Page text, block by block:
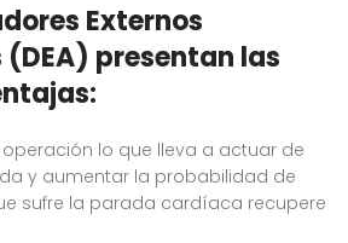
Externos
presentan las
lo que lleva a actuar de
y aumentar la probabilidad de
sufre la parada cardíaca recupere